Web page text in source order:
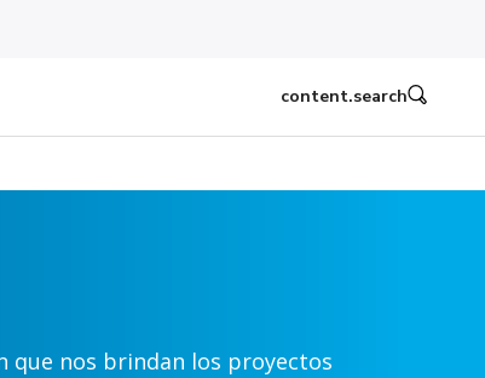
content.search
que nos brindan los proyectos